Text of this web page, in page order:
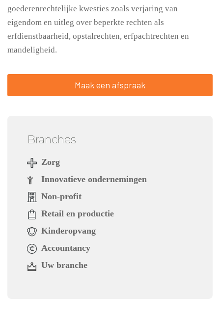
goederenrechtelijke kwesties zoals verjaring van
eigendom en uitleg over beperkte rechten als
erfdienstbaarheid, opstalrechten, erfpachtrechten en
mandeligheid.
Maak een afspraak
Branches
Zorg
Innovatieve ondernemingen
Non-profit
Retail en productie
Kinderopvang
Accountancy
Uw branche